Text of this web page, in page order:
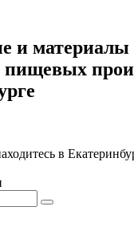
и материалы
в